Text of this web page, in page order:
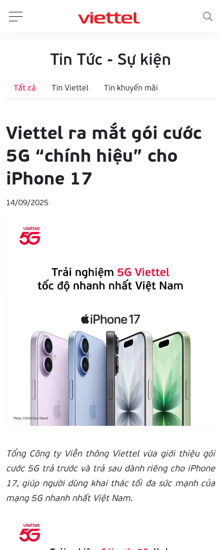
Tin Tức - Sự kiện
Tất cả Tin Viettel Tin khuyến mãi
Viettel ra mắt gói cước
5G “chính hiệu” cho
iPhone 17
14/09/2025
Tổng Công ty Viễn thông Viettel vừa giới thiệu gói
cước 5G trả trước và trả sau dành riêng cho iPhone
17, giúp người dùng khai thác tối đa sức mạnh của
mạng 5G nhanh nhất Việt Nam.